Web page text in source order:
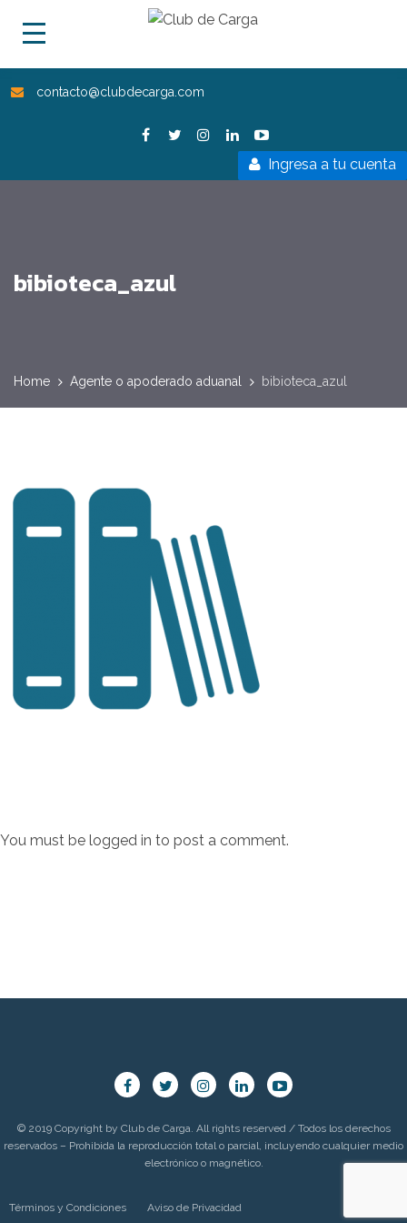
contacto@clubdecarga.com
Ingresa a tu cuenta
bibioteca_azul
Home Agente o apoderado aduanal bibioteca_azul
You must be logged in to post a comment.
© 2019 Copyright by Club de Carga. All rights reserved / Todos los derechos
reservados – Prohibida la reproducción total o parcial, incluyendo cualquier medio
electrónico o magnético.
Términos y Condiciones Aviso de Privacidad